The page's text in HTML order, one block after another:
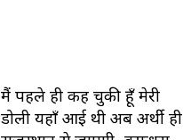
मैं पहले ही कह चुकी हूँ मेरी
डोली यहाँ आई थी अब अर्थी ही